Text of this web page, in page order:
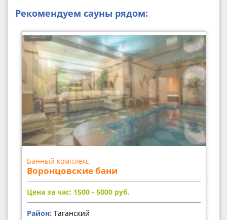
Рекомендуем сауны рядом:
Банный комплекс
Воронцовские бани
Цена за час: 1500 - 5000 руб.
Район: Таганский